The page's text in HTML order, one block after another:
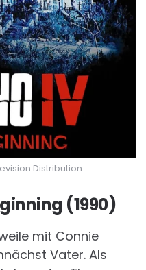
Distribution
(1990)
mit Connie
Vater. Als